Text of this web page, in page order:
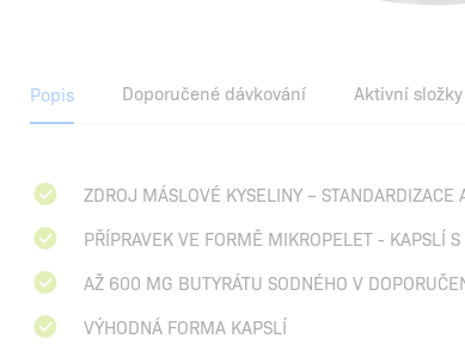
Popis Doporučené dávkování Aktivní složky
ZDROJ MÁSLOVÉ KYSELINY – STANDARDIZACE
PŘÍPRAVEK VE FORMĚ MIKROPELET - KAPSLÍ
AŽ 600 MG BUTYRÁTU SODNÉHO V
VÝHODNÁ FORMA KAPSLÍ